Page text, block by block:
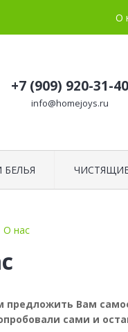
О
+7 (909) 920-31-40
info@homejoys.ru
БЕЛЬЯ
О нас
предложить Вам
сами и